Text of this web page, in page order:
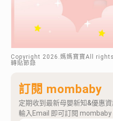
Copyright 2026 .媽媽寶寶All
轉貼節錄
訂閱 mombaby
定期收到最新母嬰新知&優惠
輸入Email 即可訂閱 mombaby